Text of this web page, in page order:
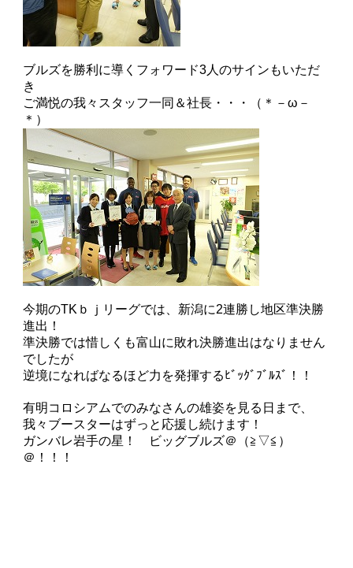
ブルズを勝利に導くフォワード3人のサインもいただ
き
ご満悦の我々スタッフ一同＆社長・・・（＊－ω－
＊）
今期のTKｂｊリーグでは、新潟に2連勝し地区準決勝
進出！
準決勝では惜しくも富山に敗れ決勝進出はなりません
でしたが
逆境になればなるほど力を発揮するﾋﾞｯｸﾞﾌﾞﾙｽﾞ！！
有明コロシアムでのみなさんの雄姿を見る日まで、
我々ブースターはずっと応援し続けます！
ガンバレ岩手の星！ ビッグブルズ＠（≧▽≦）
＠！！！